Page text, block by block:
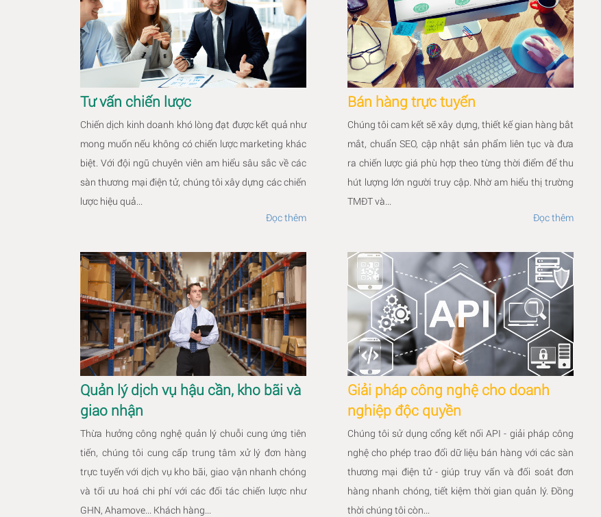
Tư vấn chiến lược
Chiến dịch kinh doanh khó lòng đạt được kết quả như
mong muốn nếu không có chiến lược marketing khác
biệt. Với đội ngũ chuyên viên am hiểu sâu sắc về các
sàn thương mại điện tử, chúng tôi xây dựng các chiến
lược hiệu quả...
Đọc thêm
Bán hàng trực tuyến
Chúng tôi cam kết sẽ xây dựng, thiết kế gian hàng bắt
mắt, chuẩn SEO, cập nhật sản phẩm liên tục và đưa
ra chiến lược giá phù hợp theo từng thời điểm để thu
hút lượng lớn người truy cập. Nhờ am hiểu thị trường
TMĐT và...
Đọc thêm
Quản lý dịch vụ hậu cần, kho bãi và
giao nhận
Thừa hưởng công nghệ quản lý chuỗi cung ứng tiên
tiến, chúng tôi cung cấp trung tâm xử lý đơn hàng
trực tuyến với dịch vụ kho bãi, giao vận nhanh chóng
và tối ưu hoá chi phí với các đối tác chiến lược như
GHN, Ahamove... Khách hàng...
Giải pháp công nghệ cho doanh
nghiệp độc quyền
Chúng tôi sử dụng cổng kết nối API - giải pháp công
nghệ cho phép trao đổi dữ liệu bán hàng với các sàn
thương mại điện tử - giúp truy vấn và đối soát đơn
hàng nhanh chóng, tiết kiệm thời gian quản lý. Đồng
thời chúng tôi còn...